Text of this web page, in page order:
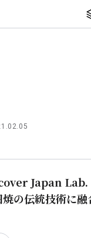
ニュース イベ
Japan Lab.
の伝統技術に